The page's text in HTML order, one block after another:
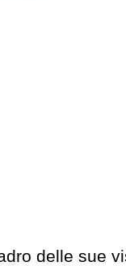
delle sue